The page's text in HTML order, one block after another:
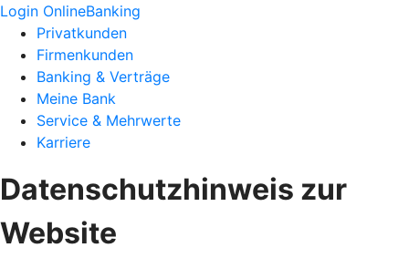
Login OnlineBanking
Privatkunden
Firmenkunden
Banking & Verträge
Meine Bank
Service & Mehrwerte
Karriere
Datenschutzhinweis zur
Website